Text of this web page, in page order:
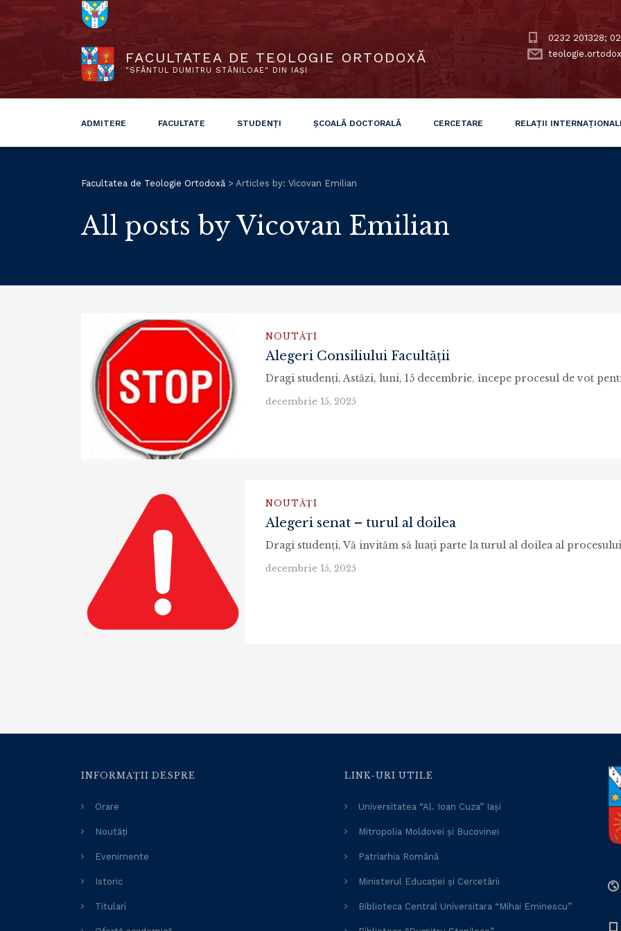
FACULTATEA DE TEOLOGIE ORTODOXĂ
"SFÂNTUL DUMITRU STĂNILOAE" DIN IAȘI
0232 201328;
ADMITERE FACULTATE STUDENȚI ȘCOALĂ DOCTORALĂ CERCETARE RELAȚII
Facultatea de Teologie Ortodoxă > Articles by: Vicovan Emilian
All posts by Vicovan Emilian
NOUTĂȚI
Alegeri Consiliului Facultății
decembrie 15, 2025
NOUTĂȚI
Alegeri senat – turul al doilea
decembrie 15, 2025
INFORMAȚII DESPRE
Orare
Noutăți
Evenimente
Istoric
Titulari
LINK-URI UTILE
Universitatea “Al. Ioan Cuza” Iași
Mitropolia Moldovei și Bucovinei
Patriarhia Română
Ministerul Educației și Cercetării
Biblioteca Central Universitara “Mihai Eminescu”